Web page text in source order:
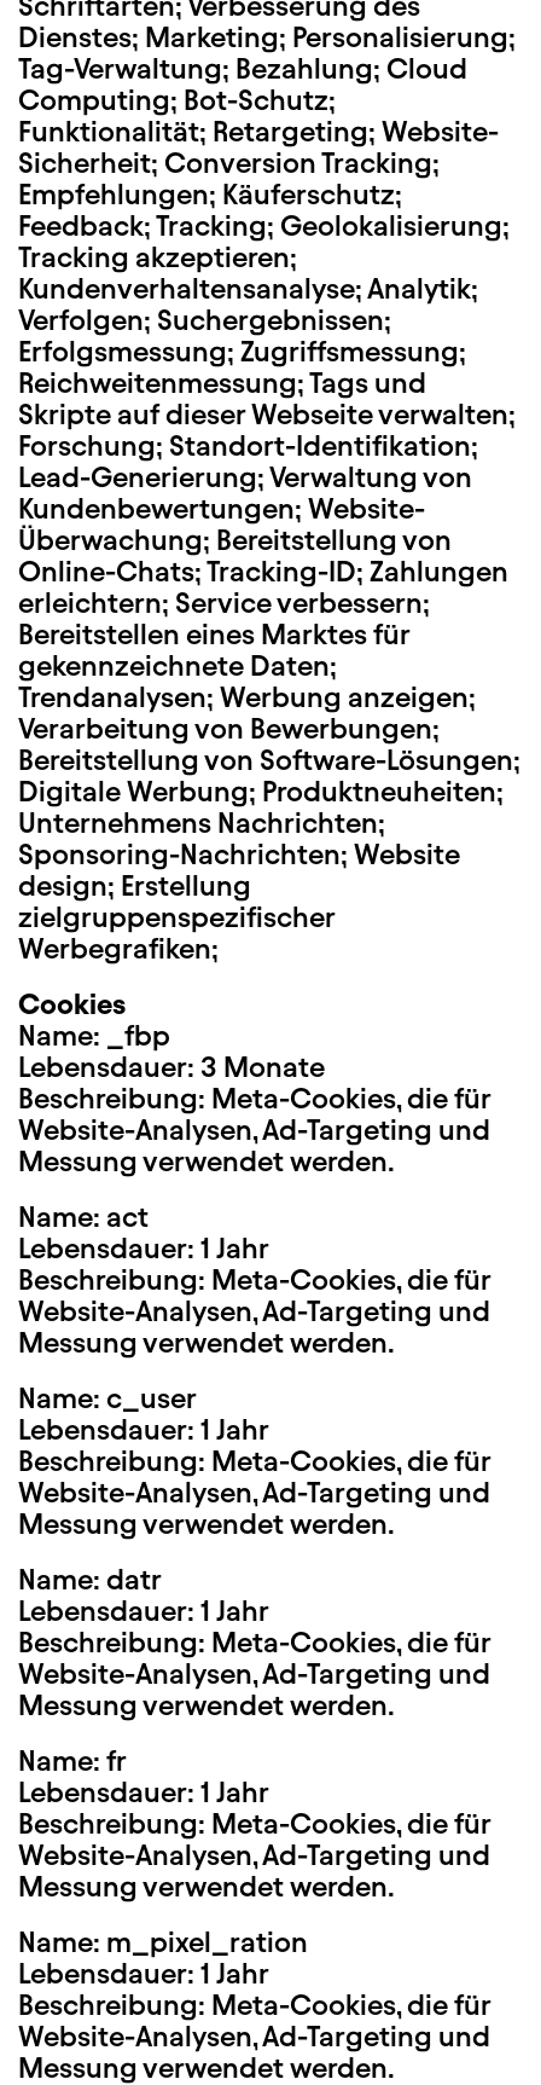
Dienstes; Marketing; Personalisierung;
Tag-Verwaltung; Bezahlung; Cloud
Computing; Bot-Schutz;
Funktionalität; Retargeting; Website-
Sicherheit; Conversion Tracking;
Empfehlungen; Käuferschutz;
Feedback; Tracking; Geolokalisierung;
Tracking akzeptieren;
Kundenverhaltensanalyse; Analytik;
Verfolgen; Suchergebnissen;
Erfolgsmessung; Zugriffsmessung;
Reichweitenmessung; Tags und
Skripte auf dieser Webseite verwalten;
Forschung; Standort-Identifikation;
Lead-Generierung; Verwaltung von
Kundenbewertungen; Website-
Überwachung; Bereitstellung von
Online-Chats; Tracking-ID; Zahlungen
erleichtern; Service verbessern;
Bereitstellen eines Marktes für
gekennzeichnete Daten;
Trendanalysen; Werbung anzeigen;
Verarbeitung von Bewerbungen;
Bereitstellung von Software-Lösungen;
Digitale Werbung; Produktneuheiten;
Unternehmens Nachrichten;
Sponsoring-Nachrichten; Website
design; Erstellung
zielgruppenspezifischer
Werbegrafiken;
Cookies
Name: _fbp
Lebensdauer: 3 Monate
Beschreibung: Meta-Cookies, die für
Website-Analysen, Ad-Targeting und
Messung verwendet werden.
Name: act
Lebensdauer: 1 Jahr
Beschreibung: Meta-Cookies, die für
Website-Analysen, Ad-Targeting und
Messung verwendet werden.
Name: c_user
Lebensdauer: 1 Jahr
Beschreibung: Meta-Cookies, die für
Website-Analysen, Ad-Targeting und
Messung verwendet werden.
Name: datr
Lebensdauer: 1 Jahr
Beschreibung: Meta-Cookies, die für
Website-Analysen, Ad-Targeting und
Messung verwendet werden.
Name: fr
Lebensdauer: 1 Jahr
Beschreibung: Meta-Cookies, die für
Website-Analysen, Ad-Targeting und
Messung verwendet werden.
Name: m_pixel_ration
Lebensdauer: 1 Jahr
Beschreibung: Meta-Cookies, die für
Website-Analysen, Ad-Targeting und
Messung verwendet werden.